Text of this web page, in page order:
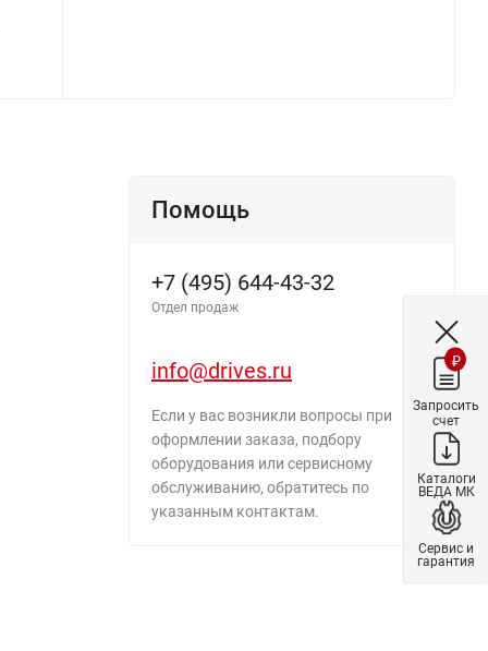
Помощь
+7 (495) 644-43-32
Отдел продаж
info@drives.ru
Если у вас возникли вопросы при
оформлении заказа, подбору
оборудования или сервисному
обслуживанию, обратитесь по
указанным контактам.
₽
Запросить
счет
Каталоги
ВЕДА МК
Сервис и
гарантия